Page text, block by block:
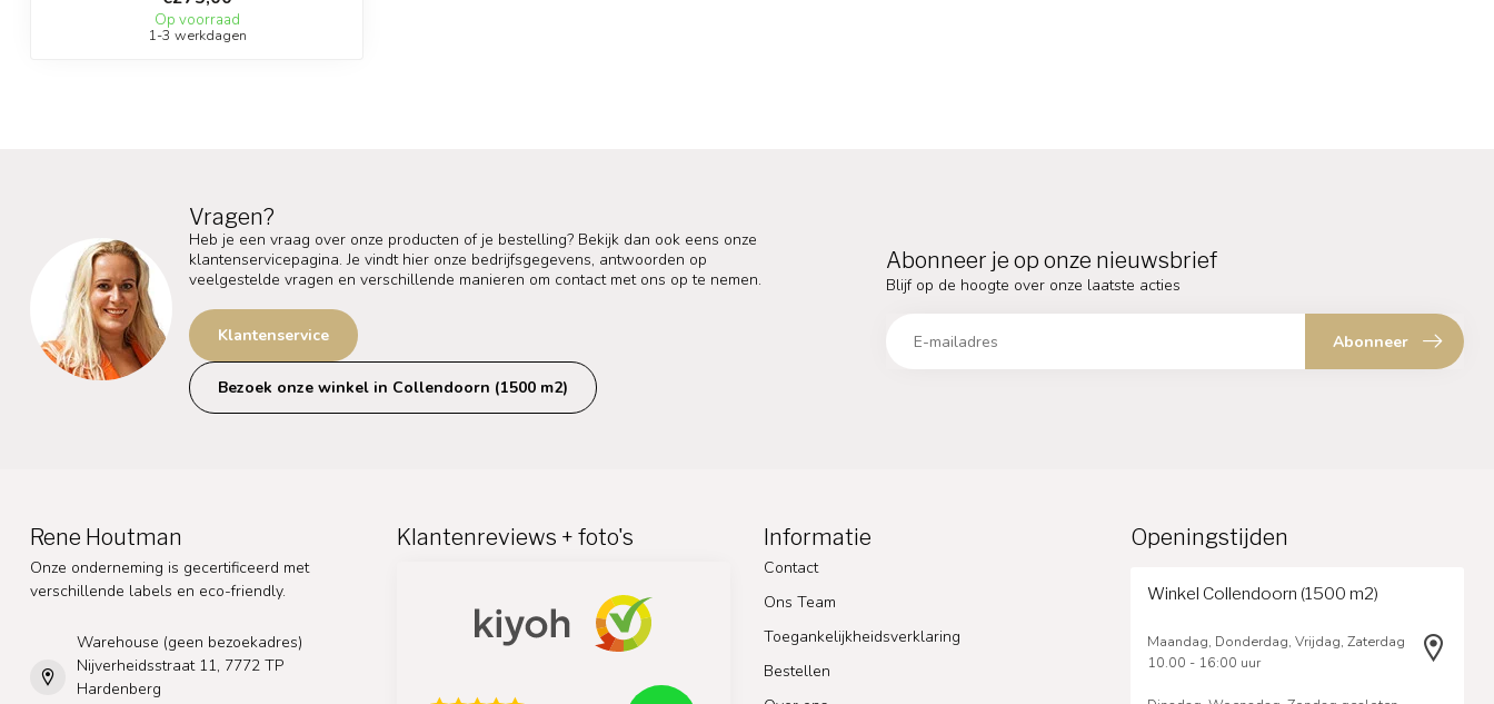
Op voorraad
1-3 werkdagen
Vragen?
Heb je een vraag over onze producten of je bestelling? Bekijk dan ook eens onze
klantenservicepagina. Je vindt hier onze bedrijfsgegevens, antwoorden op
veelgestelde vragen en verschillende manieren om contact met ons op te nemen.
Klantenservice
Bezoek onze winkel in Collendoorn (1500 m2)
Abonneer je op onze nieuwsbrief
Blijf op de hoogte over onze laatste acties
Abonneer
Rene Houtman
Onze onderneming is gecertificeerd met
verschillende labels en eco-friendly.
Warehouse (geen bezoekadres)
Nijverheidsstraat 11, 7772 TP
Hardenberg
Klantenreviews + foto's Informatie
Contact
Ons Team
Toegankelijkheidsverklaring
Bestellen
Openingstijden
Winkel Collendoorn (1500 m2)
Maandag, Donderdag, Vrijdag, Zaterdag
10.00 - 16:00 uur